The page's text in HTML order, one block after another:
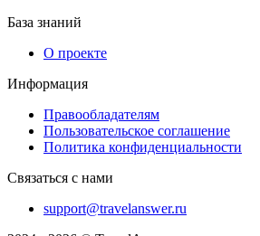
База знаний
О проекте
Информация
Правообладателям
Пользовательское соглашение
Политика конфиденциальности
Связаться с нами
support@travelanswer.ru